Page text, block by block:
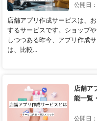
公開日
店舗アプリ作成サービスは、
するサービスです。ショップ
しつつある昨今、アプリ作成
は、比較...
店舗ア
能一覧
公開日